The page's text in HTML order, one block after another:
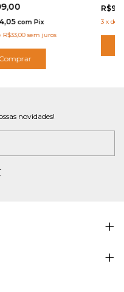
com Pix
R$33,00 sem juros
3 x de
novidades!